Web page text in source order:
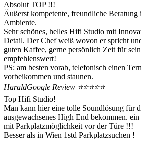
Absolut TOP !!!
Äußerst kompetente, freundliche Beratung
Ambiente.
Sehr schönes, helles Hifi Studio mit
Detail. Der Chef weiß wovon er spricht
guten Kaffee, gerne persönlich Zeit für
empfehlenswert!
PS: am besten vorab, telefonisch einen
vorbeikommen und staunen.
HaraldGoogle Review ⭐️⭐️⭐️⭐️⭐️
Top Hifi Studio!
Man kann hier eine tolle Soundlösung für
ausgewachsenes High End bekommen.
mit Parkplatzmöglichkeit vor der Türe !!!
Besser als in Wien 1std Parkplatzsuchen !